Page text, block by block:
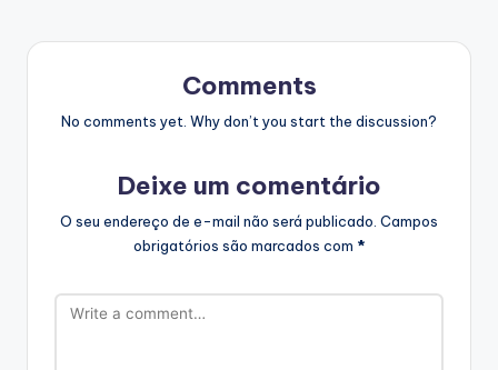
Comments
No comments yet. Why don’t you start the discussion?
Deixe um comentário
O seu endereço de e-mail não será publicado. Campos
obrigatórios são marcados com *